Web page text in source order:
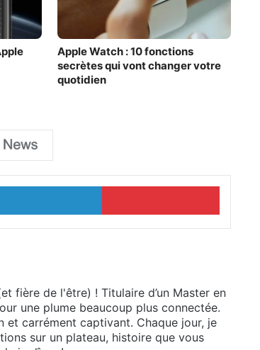
Apple Watch : 10 fonctions
secrètes qui vont changer votre
quotidien
Linkedin Pinterest
fière de l'être) ! Titulaire d’un Master en
une plume beaucoup plus connectée.
et carrément captivant. Chaque jour, je
sur un plateau, histoire que vous